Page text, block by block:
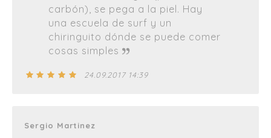
carbón), se pega a la piel. Hay
una escuela de surf y un
chiringuito dónde se puede comer
cosas simples
24.09.2017 14:39
Sergio Martinez